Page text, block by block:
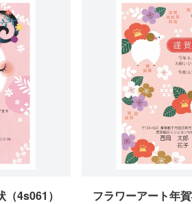
4s061） フラワーアート年